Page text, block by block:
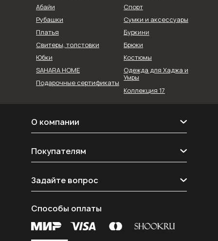
Абайи
Рубашки
Коллекция 17
Спорт
Сумки и аксессуары
Юбки
Брюки
SAHARA HOME
Платья
Свитеры, толстовки
Буркини
Костюмы
Подарочные сертификаты
Одежда для Хаджа и
Умры
О компании
Реквизиты
Контакты
Покупателям
Покупателям
Политика конфиденциальности
Согласие на обработку данных
Задайте вопрос
E-mail
Вконтакте
Способы оплаты